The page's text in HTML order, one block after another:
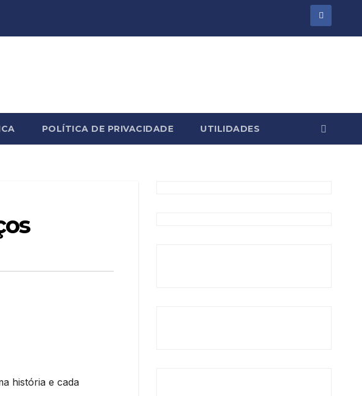
POLÍTICA DE PRIVACIDADE UTILIDADES
história e cada